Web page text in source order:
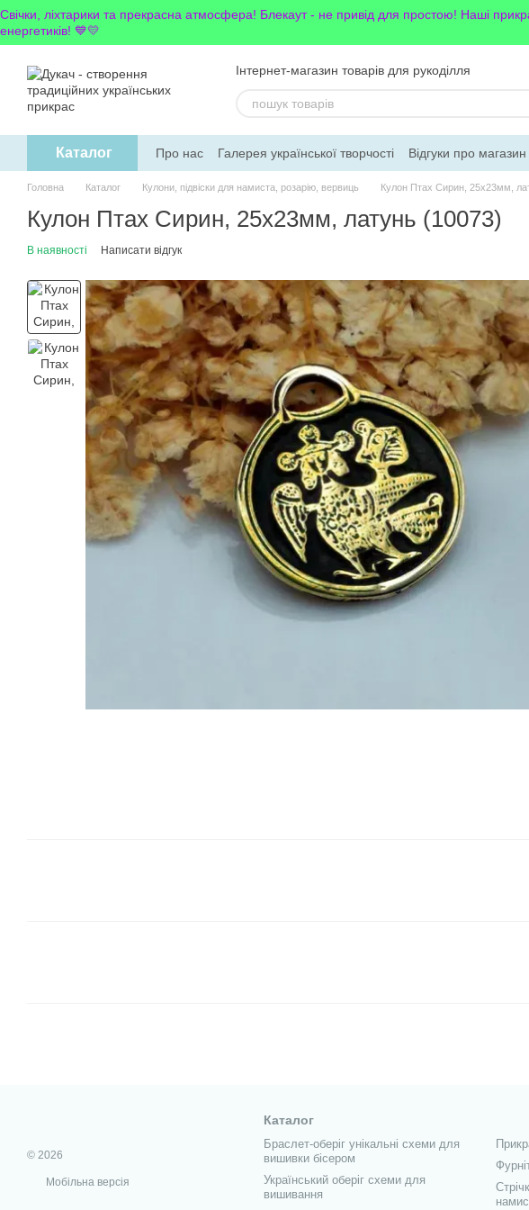
Перейти до основного контенту
Свічки, ліхтарики та прекрасна атмосфера! Блекаут - не привід для простою! Наші
енергетиків! 💙💛
Інтернет-магазин товарів для рукоділля
Каталог Про нас Галерея української творчості Відгуки про магазин
Обмін та повернення
Блог Новинки
Головна Каталог Кулони, підвіски для намиста, розарію, вервиць Кулон Птах Сирин, 25х23мм,
Кулон Птах Сирин, 25х23мм, латунь (10073)
В наявності Написати відгук
© 2026
Мобільна версія
Каталог
Браслет-оберіг унікальні схеми для
вишивки бісером
Український оберіг схеми для
вишивання